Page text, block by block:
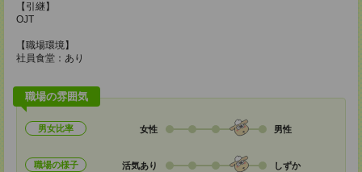
【引継】
OJT
【職場環境】
社員食堂：あり
職場の雰囲気
男女比率 女性 男性
職場の様子 活気あり しずか